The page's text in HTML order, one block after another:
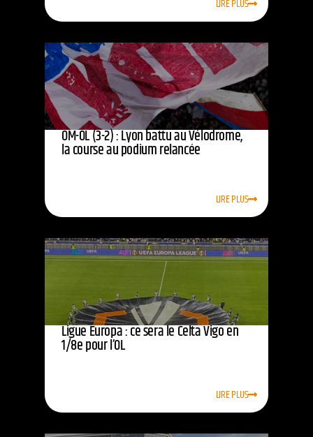
LIRE PLUS
OM-OL (3-2) : Lyon battu au Vélodrome,
la course au podium relancée
LIRE PLUS
Ligue Europa : ce sera le Celta Vigo en
1/8e pour l’OL
LIRE PLUS